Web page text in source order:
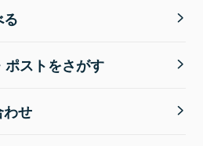
ストをさがす
せ